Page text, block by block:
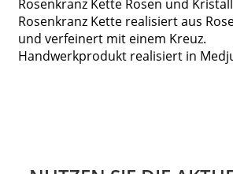
Rosenkranz Kette Rosen und
Rosenkranz Kette realisiert aus
und verfeinert mit einem Kreuz.
Handwerkprodukt realisiert in